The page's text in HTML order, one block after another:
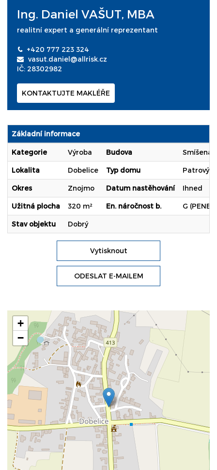
Ing. Daniel VAŠUT, MBA
realitní expert a generální reprezentant
+420 777 223 324
vasut.daniel@allrisk.cz
IČ: 28302982
KONTAKTUJTE MAKLÉŘE
Základní informace
Kategorie Výroba Budova Smíšená
Lokalita Dobelice Typ domu Patrový
Okres Znojmo Datum nastěhování Ihned
Užitná plocha 320 m² En. náročnost b. G (PENB
Stav objektu Dobrý
Vytisknout
ODESLAT E-MAILEM
+
−